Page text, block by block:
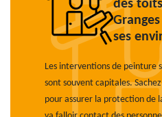
des
ses
Les interventions de peinture
sont souvent capitales.
pour assurer la protection de